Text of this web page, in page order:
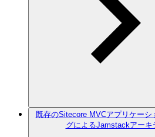
既存のSitecore MVCアプリケー
グによるJamstackアーキ